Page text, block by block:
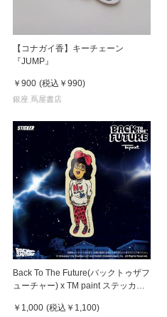
【コナガイ香】キーチェーン
『JUMP』
￥900 (税込 ￥990)
銀座 蔦屋書店
Back To The Future(バックトゥザフ
ューチャー) x TM paint ステッカー
￥1,000 (税込 ￥1,100)